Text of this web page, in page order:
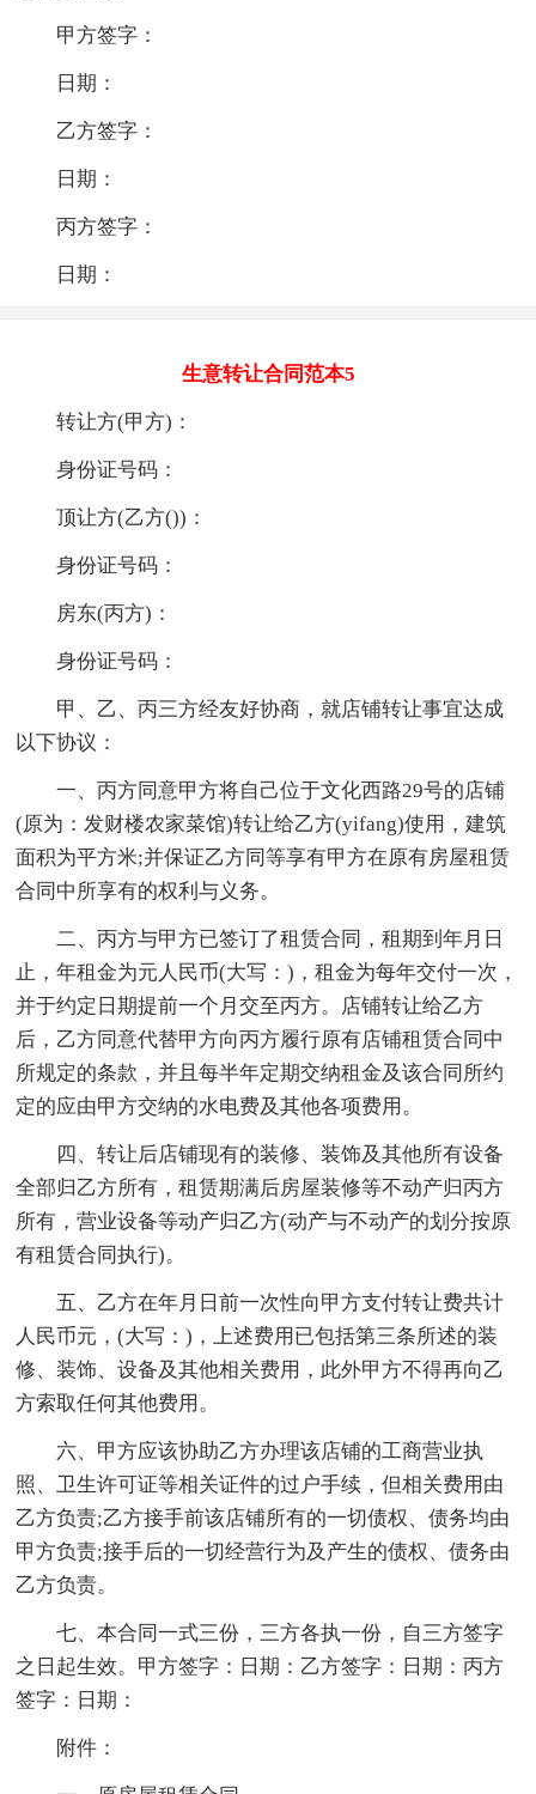
甲方签字：
日期：
乙方签字：
日期：
丙方签字：
日期：
生意转让合同范本5
转让方(甲方)：
身份证号码：
顶让方(乙方())：
身份证号码：
房东(丙方)：
身份证号码：
甲、乙、丙三方经友好协商，就店铺转让事宜达成
以下协议：
一、丙方同意甲方将自己位于文化西路29号的店铺
(原为：发财楼农家菜馆)转让给乙方(yifang)使用，建筑
面积为平方米;并保证乙方同等享有甲方在原有房屋租赁
合同中所享有的权利与义务。
二、丙方与甲方已签订了租赁合同，租期到年月日
止，年租金为元人民币(大写：)，租金为每年交付一次，
并于约定日期提前一个月交至丙方。店铺转让给乙方
后，乙方同意代替甲方向丙方履行原有店铺租赁合同中
所规定的条款，并且每半年定期交纳租金及该合同所约
定的应由甲方交纳的水电费及其他各项费用。
四、转让后店铺现有的装修、装饰及其他所有设备
全部归乙方所有，租赁期满后房屋装修等不动产归丙方
所有，营业设备等动产归乙方(动产与不动产的划分按原
有租赁合同执行)。
五、乙方在年月日前一次性向甲方支付转让费共计
人民币元，(大写：)，上述费用已包括第三条所述的装
修、装饰、设备及其他相关费用，此外甲方不得再向乙
方索取任何其他费用。
六、甲方应该协助乙方办理该店铺的工商营业执
照、卫生许可证等相关证件的过户手续，但相关费用由
乙方负责;乙方接手前该店铺所有的一切债权、债务均由
甲方负责;接手后的一切经营行为及产生的债权、债务由
乙方负责。
七、本合同一式三份，三方各执一份，自三方签字
之日起生效。甲方签字：日期：乙方签字：日期：丙方
签字：日期：
附件：